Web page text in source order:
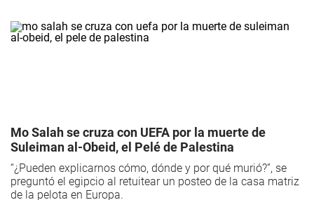
Mo Salah se cruza con UEFA por la muerte de
Suleiman al-Obeid, el Pelé de Palestina
“¿Pueden explicarnos cómo, dónde y por qué murió?”, se
preguntó el egipcio al retuitear un posteo de la casa matriz
de la pelota en Europa.